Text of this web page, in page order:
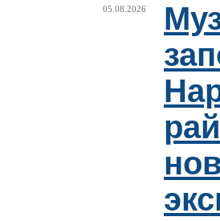
05.08.2026